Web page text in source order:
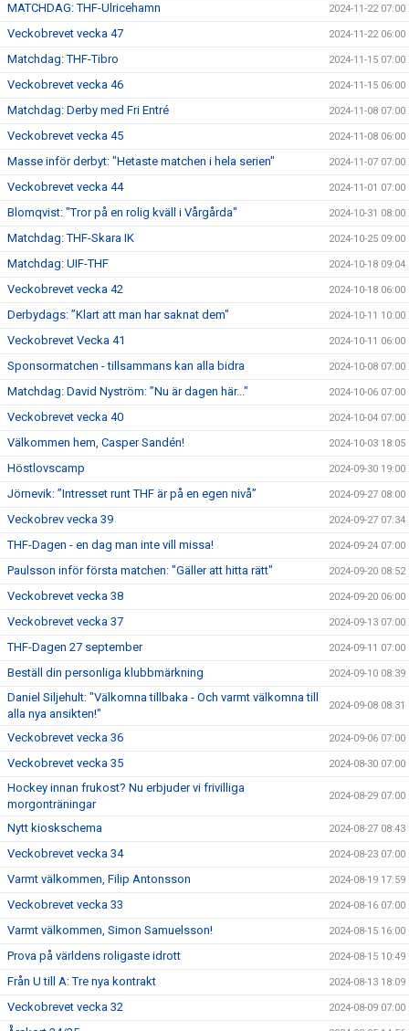
MATCHDAG: THF-Ulricehamn 2024-11-22 07:00
Veckobrevet vecka 47 2024-11-22 06:00
Matchdag: THF-Tibro 2024-11-15 07:00
Veckobrevet vecka 46 2024-11-15 06:00
Matchdag: Derby med Fri Entré 2024-11-08 07:00
Veckobrevet vecka 45 2024-11-08 06:00
Masse inför derbyt: "Hetaste matchen i hela serien" 2024-11-07 07:00
Veckobrevet vecka 44 2024-11-01 07:00
Blomqvist: "Tror på en rolig kväll i Vårgårda" 2024-10-31 08:00
Matchdag: THF-Skara IK 2024-10-25 09:00
Matchdag: UIF-THF 2024-10-18 09:04
Veckobrevet vecka 42 2024-10-18 06:00
Derbydags: ”Klart att man har saknat dem" 2024-10-11 10:00
Veckobrevet Vecka 41 2024-10-11 06:00
Sponsormatchen - tillsammans kan alla bidra 2024-10-08 07:00
Matchdag: David Nyström: ”Nu är dagen här..." 2024-10-06 07:00
Veckobrevet vecka 40 2024-10-04 07:00
Välkommen hem, Casper Sandén! 2024-10-03 18:05
Höstlovscamp 2024-09-30 19:00
Jörnevik: ”Intresset runt THF är på en egen nivå” 2024-09-27 08:00
Veckobrev vecka 39 2024-09-27 07:34
THF-Dagen - en dag man inte vill missa! 2024-09-24 07:00
Paulsson inför första matchen: "Gäller att hitta rätt" 2024-09-20 08:52
Veckobrevet vecka 38 2024-09-20 06:00
Veckobrevet vecka 37 2024-09-13 07:00
THF-Dagen 27 september 2024-09-11 07:00
Beställ din personliga klubbmärkning 2024-09-10 08:39
Daniel Siljehult: "Välkomna tillbaka - Och varmt välkomna till
alla nya ansikten!"
2024-09-08 08:31
Veckobrevet vecka 36 2024-09-06 07:00
Veckobrevet vecka 35 2024-08-30 07:00
Hockey innan frukost? Nu erbjuder vi frivilliga
morgonträningar
2024-08-29 07:00
Nytt kioskschema 2024-08-27 08:43
Veckobrevet vecka 34 2024-08-23 07:00
Varmt välkommen, Filip Antonsson 2024-08-19 17:59
Veckobrevet vecka 33 2024-08-16 07:00
Varmt välkommen, Simon Samuelsson! 2024-08-15 16:00
Prova på världens roligaste idrott 2024-08-15 10:49
Från U till A: Tre nya kontrakt 2024-08-13 18:09
Veckobrevet vecka 32 2024-08-09 07:00